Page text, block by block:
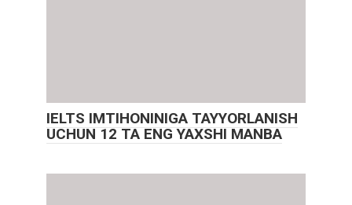
IELTS IMTIHONINIGA TAYYORLANISH
UCHUN 12 TA ENG YAXSHI MANBA